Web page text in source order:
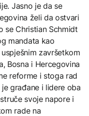
Jasno je da se
želi da ostvari
se Christian Schmidt
mandata kao
završetkom
Bosna i Hercegovina
reforme i stoga rad
građane i lidere oba
svoje napore i
rade na